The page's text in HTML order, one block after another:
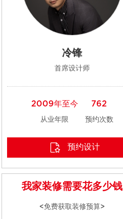
冷锋
首席设计师
2009年至今
从业年限
762
预约次数
预约设计
我家装修需要花多少钱
<免费获取装修预算>